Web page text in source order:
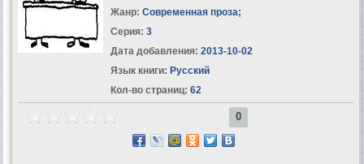
Жанр: Современная проза;
Серия: 3
Дата добавления: 2013-10-02
Язык книги: Русский
Кол-во страниц: 62
0